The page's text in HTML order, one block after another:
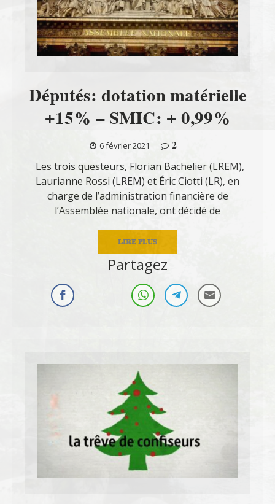
Députés: dotation matérielle
+15% – SMIC: + 0,99%
6 février 2021
2
Les trois questeurs, Florian Bachelier (LREM),
Laurianne Rossi (LREM) et Éric Ciotti (LR), en
charge de l’administration financière de
l’Assemblée nationale, ont décidé de
LIRE PLUS
Partagez